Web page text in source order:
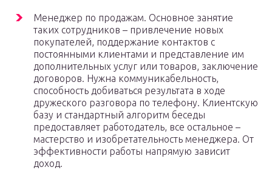
Менеджер по продажам. Основное занятие
таких сотрудников – привлечение новых
покупателей, поддержание контактов с
постоянными клиентами и представление им
дополнительных услуг или товаров, заключение
договоров. Нужна коммуникабельность,
способность добиваться результата в ходе
дружеского разговора по телефону. Клиентскую
базу и стандартный алгоритм беседы
предоставляет работодатель, все остальное –
мастерство и изобретательность менеджера. От
эффективности работы напрямую зависит
доход.